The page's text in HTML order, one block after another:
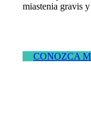
miastenia gravis
CONOZCA